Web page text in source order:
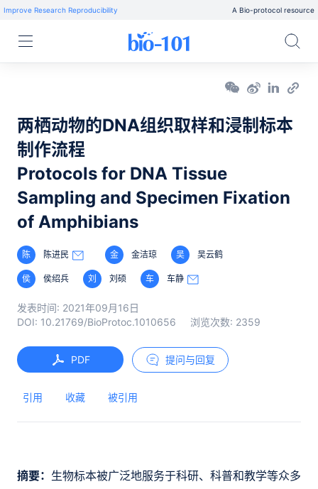
Improve Research Reproducibility A Bio-protocol resource
两栖动物的DNA组织取样和浸制标本
制作流程
Protocols for DNA Tissue
Sampling and Specimen Fixation
of Amphibians
陈 陈进民 金 金洁琼 吴 吴云鹤
侯 侯绍兵 刘 刘硕 车 车静
发表时间: 2021年09月16日
DOI: 10.21769/BioProtoc.1010656 浏览次数: 2359
PDF 提问与回复
引用 收藏 被引用
摘要： 生物标本被广泛地服务于科研、科普和教学等众多